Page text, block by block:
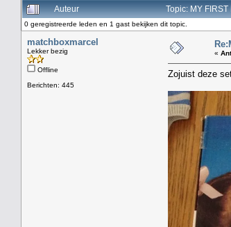
Auteur Topic: MY
0 geregistreerde leden en 1 gast bekijken dit topic.
matchboxmarcel
Lekker bezig
Offline
Berichten: 445
«
Zojuist deze